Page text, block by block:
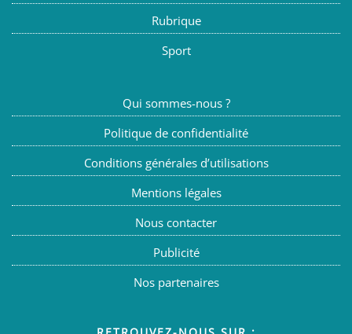
Rubrique
Sport
Qui sommes-nous ?
Politique de confidentialité
Conditions générales d’utilisations
Mentions légales
Nous contacter
Publicité
Nos partenaires